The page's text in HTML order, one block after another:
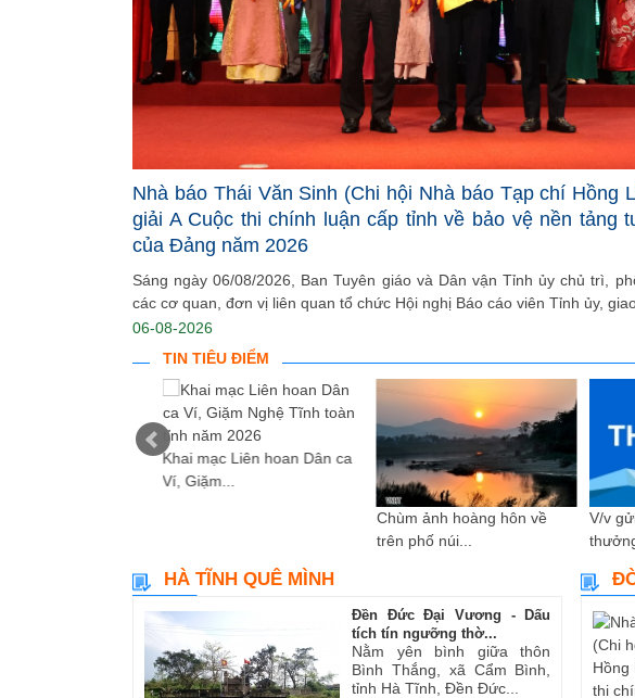
Nhà báo Thái Văn Sinh (Chi hội Nhà báo Tạp chí Hồng
giải A Cuộc thi chính luận cấp tỉnh về bảo vệ nền tảng
của Đảng năm 2026
Sáng ngày 06/08/2026, Ban Tuyên giáo và Dân vận Tỉnh ủy chủ trì,
các cơ quan, đơn vị liên quan tổ chức Hội nghị Báo cáo viên Tỉnh ủy, giao
06-08-2026
TIN TIÊU ĐIỂM
Khai mạc Liên hoan Dân ca
Ví, Giặm...
Chùm ảnh hoàng hôn về
trên phố núi...
V/v
HÀ TĨNH QUÊ MÌNH
Đền Đức Đại Vương - Dấu
tích tín ngưỡng thờ...
Nằm yên bình giữa thôn
Bình Thắng, xã Cẩm Bình,
tỉnh Hà Tĩnh, Đền Đức...